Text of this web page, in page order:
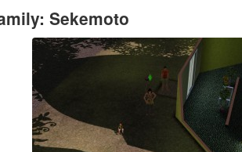
Sekemoto